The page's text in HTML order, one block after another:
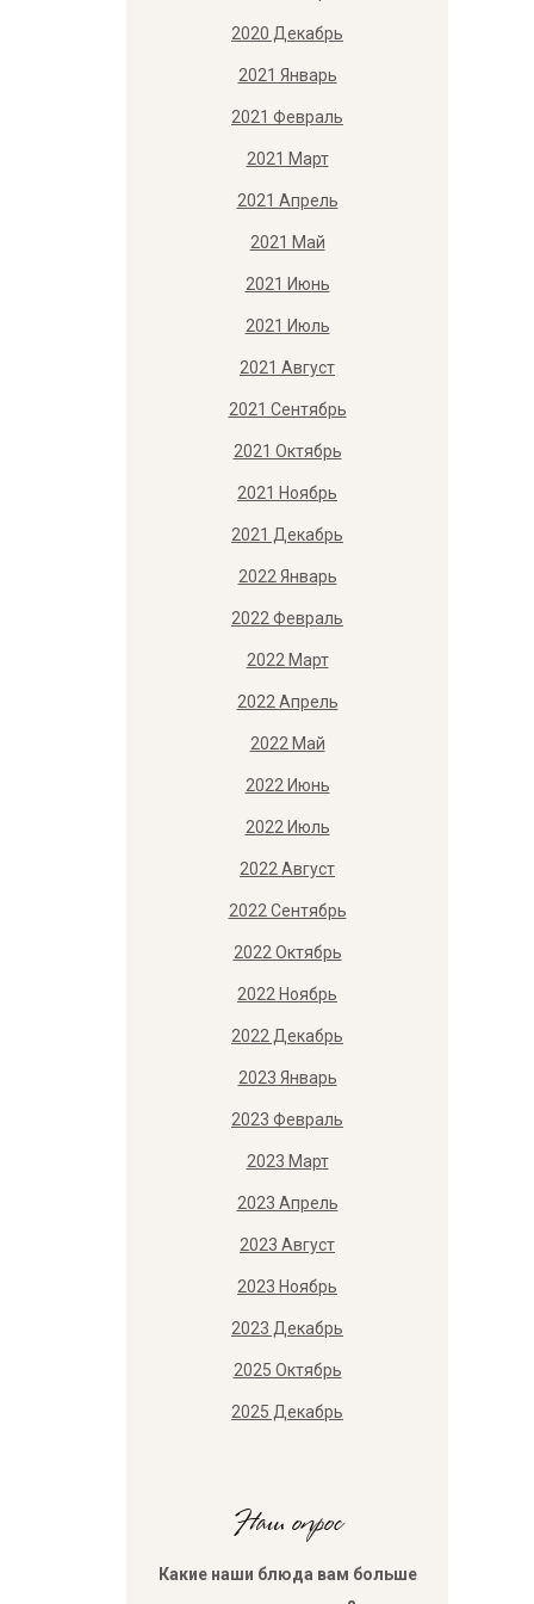
2020 Декабрь
2021 Январь
2021 Февраль
2021 Март
2021 Апрель
2021 Май
2021 Июнь
2021 Июль
2021 Август
2021 Сентябрь
2021 Октябрь
2021 Ноябрь
2021 Декабрь
2022 Январь
2022 Февраль
2022 Март
2022 Апрель
2022 Май
2022 Июнь
2022 Июль
2022 Август
2022 Сентябрь
2022 Октябрь
2022 Ноябрь
2022 Декабрь
2023 Январь
2023 Февраль
2023 Март
2023 Апрель
2023 Август
2023 Ноябрь
2023 Декабрь
2025 Октябрь
2025 Декабрь
Наш опрос
Какие наши блюда вам больше